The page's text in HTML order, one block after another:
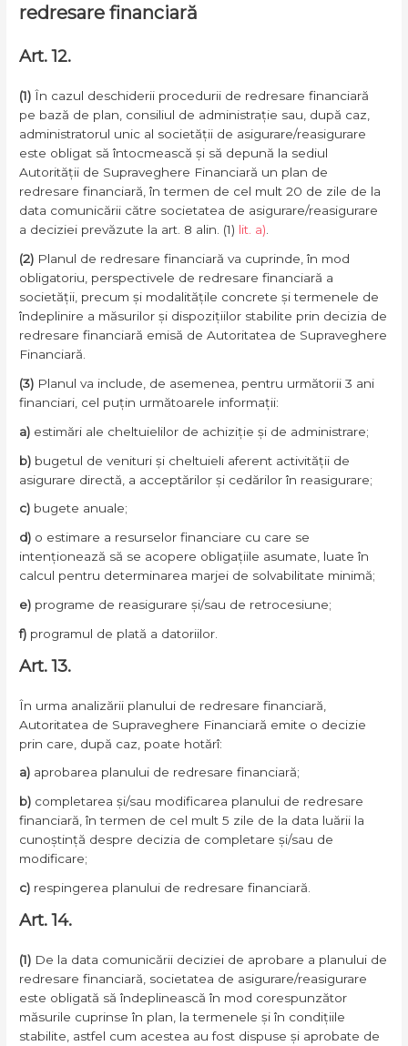
redresare financiară
Art. 12.
(1)În cazul deschiderii procedurii de redresare financiară
pe bază de plan, consiliul de administrație sau, după caz,
administratorul unic al societății de asigurare/reasigurare
este obligat să întocmească și să depună la sediul
Autorității de Supraveghere Financiară un plan de
redresare financiară, în termen de cel mult 20 de zile de la
data comunicării către societatea de asigurare/reasigurare
a deciziei prevăzute la art. 8 alin. (1) lit. a).
(2) Planul de redresare financiară va cuprinde, în mod
obligatoriu, perspectivele de redresare financiară a
societății, precum și modalitățile concrete și termenele de
îndeplinire a măsurilor și dispozițiilor stabilite prin decizia de
redresare financiară emisă de Autoritatea de Supraveghere
Financiară.
(3) Planul va include, de asemenea, pentru următorii 3 ani
financiari, cel puțin următoarele informații:
a) estimări ale cheltuielilor de achiziție și de administrare;
b) bugetul de venituri și cheltuieli aferent activității de
asigurare directă, a acceptărilor și cedărilor în reasigurare;
c) bugete anuale;
d) o estimare a resurselor financiare cu care se
intenționează să se acopere obligațiile asumate, luate în
calcul pentru determinarea marjei de solvabilitate minimă;
e) programe de reasigurare și/sau de retrocesiune;
f) programul de plată a datoriilor.
Art. 13.
În urma analizării planului de redresare financiară,
Autoritatea de Supraveghere Financiară emite o decizie
prin care, după caz, poate hotărî:
a) aprobarea planului de redresare financiară;
b) completarea și/sau modificarea planului de redresare
financiară, în termen de cel mult 5 zile de la data luării la
cunoștință despre decizia de completare și/sau de
modificare;
c) respingerea planului de redresare financiară.
Art. 14.
(1) De la data comunicării deciziei de aprobare a planului de
redresare financiară, societatea de asigurare/reasigurare
este obligată să îndeplinească în mod corespunzător
măsurile cuprinse în plan, la termenele și în condițiile
stabilite, astfel cum acestea au fost dispuse și aprobate de